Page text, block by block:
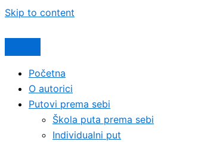
Skip to content
Početna
O autorici
Putovi prema sebi
Škola puta prema sebi
Individualni put